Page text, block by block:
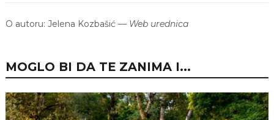
O autoru: Jelena Kozbašić — Web urednica
MOGLO BI DA TE ZANIMA I...